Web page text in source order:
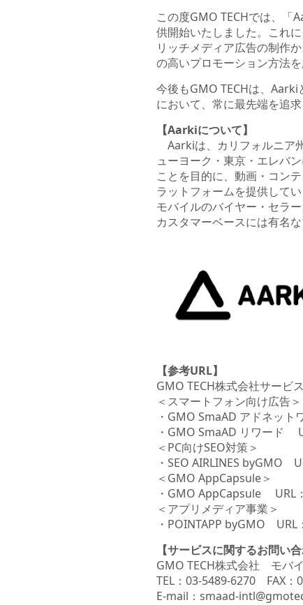
この度GMO TECHでは、「
供開始いたしました。これ
リッチメディア広告の制作
の高いプロモーション方法
今後もGMO TECHは、
において、常に最先端を追
【Aarkiについて】
Aarkiは、カリフォルニア
ューヨーク・東京・エレバ
ことを目的に、動画・コン
ラットフォームを提供してい
モバイルのバイヤー・セラ
カスタマーベースには有名
【参考URL】
GMO TECH株式会社サービ
＜スマートフォン向け広告＞
・GMO SmaAD アドネッ
・GMO SmaAD リワー
＜PC向けSEO対策＞
・SEO AIRLINES byGMO
＜GMO AppCapsule＞
・GMO AppCapsule
＜アプリメディア事業＞
・POINTAPP byGMO
【サービスに関するお問い合
GMO TECH株式会社 モバ
TEL：03-5489-6270 FAX：
E-mail：smaad-